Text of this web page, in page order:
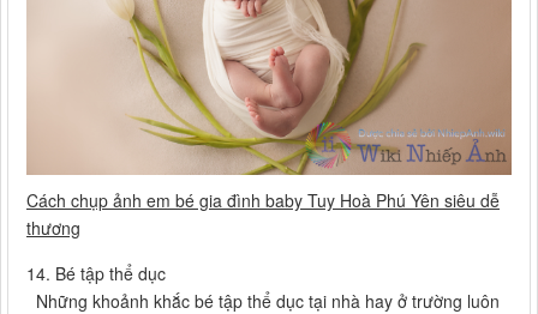
Cách chụp ảnh em bé gia đình baby Tuy Hoà Phú Yên siêu dễ
thương
14. Bé tập thể dục
Những khoảnh khắc bé tập thể dục tại nhà hay ở trường luôn